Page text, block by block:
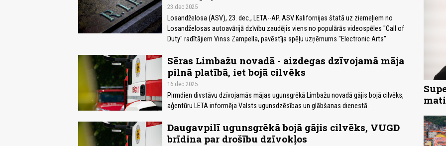
23.dec 2025
Losandželosa (ASV), 23. dec., LETA--AP. ASV Kalifornijas štatā uz ziemeļiem no
Losandželosas autoavārijā dzīvību zaudējis viens no populārās videospēles "Call of
Duty" radītājiem Vinss Zampella, pavēstīja spēļu uzņēmums "Electronic Arts".
Sēras Limbažu novadā - aizdegas dzīvojamā māja
pilnā platībā, iet bojā cilvēks
16.dec 2025
Pirmdien divstāvu dzīvojamās mājas ugunsgrēkā Limbažu novadā gājis bojā cilvēks,
aģentūru LETA informēja Valsts ugunsdzēsības un glābšanas dienestā.
Daugavpilī ugunsgrēkā bojā gājis cilvēks, VUGD
brīdina par drošību dzīvokļos